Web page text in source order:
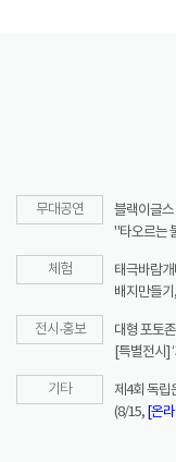
무대공연
블랙이글스
"타오르는
체험
태극바람
배지만들
전시·홍보 대형 포토
[특별전시]
기타
제4회 독립
(8/15, [온